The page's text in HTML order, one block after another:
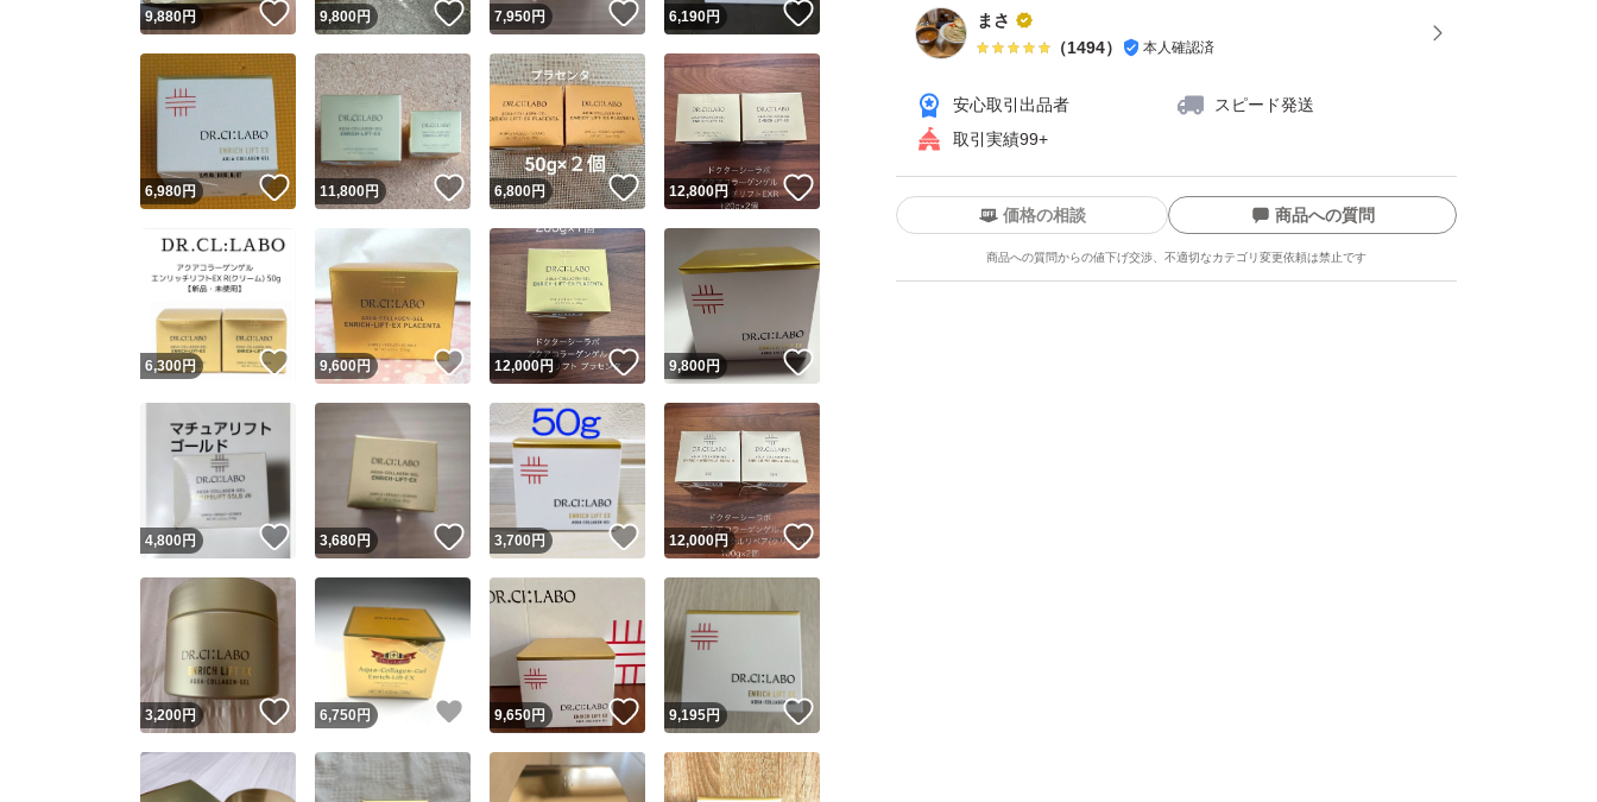
まさ
（1494） 本人確認済
安心取引出品者
スピード発送
取引実績99+
ユーザーの実績について
Yahoo!フリマが定めた一定の基準を満たしたユーザーにバッジを付与しています
安心取引出品者
Yahoo!フリマの基準をクリアした安心・安全なユーザーです
取引実績
取引実績◯+ このユーザーはYahoo!フリマの取引を完了させた実績があります
他フリマ実績◯+ このユーザーは他フリマサービスでの取引実績があります
スピード&安心発送
※このバッジは実績に基づく表示であり、発送を保証しているものではありません
価格の相談 商品への質問
商品への質問からの値下げ交渉、不適切なカテゴリ変更依頼は禁止です
この商品の情報をコピーします
商品画像の無断転載は禁止されています
コピーは
1商品につき1回
出品ページへ
キャンセル
9,880円 いいね！
9,800円 いいね！
7,950円 いいね！
6,190円
6,980円 いいね！
11,800円 いいね！
6,800円 いいね！
12,800円 いいね！
6,300円 いいね！
9,600円 いいね！
12,000円 いいね！
9,800円
4,800円 いいね！
3,680円 いいね！
3,700円 いいね！
12,000円 いいね！
3,200円 いいね！
6,750 円 いいね！
9,650円 いいね！
9,195円